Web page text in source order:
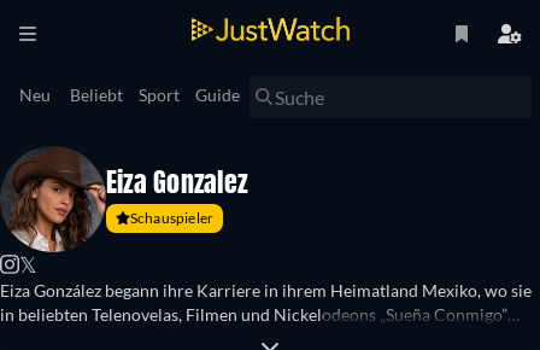
Neu Beliebt Sport Guide
Eiza Gonzalez
Schauspieler
𝕏
Eiza González begann ihre Karriere in ihrem Heimatland Mexiko, wo sie
in beliebten Telenovelas, Filmen und Nickelodeons „Sueña Conmigo”
auftrat. Sie wurde international bekannt durch ihre Rolle in der „From